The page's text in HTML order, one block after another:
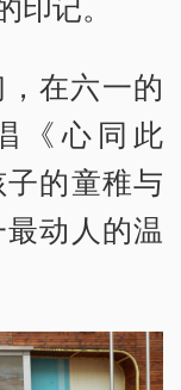
在六一的
《心同此
的童稚与
动人的温